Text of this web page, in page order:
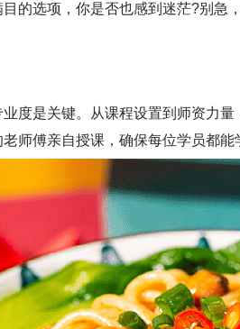
选项，你是否也感到迷茫?别急
是关键。从课程设置到师资力量
师傅亲自授课，确保每位学员都能